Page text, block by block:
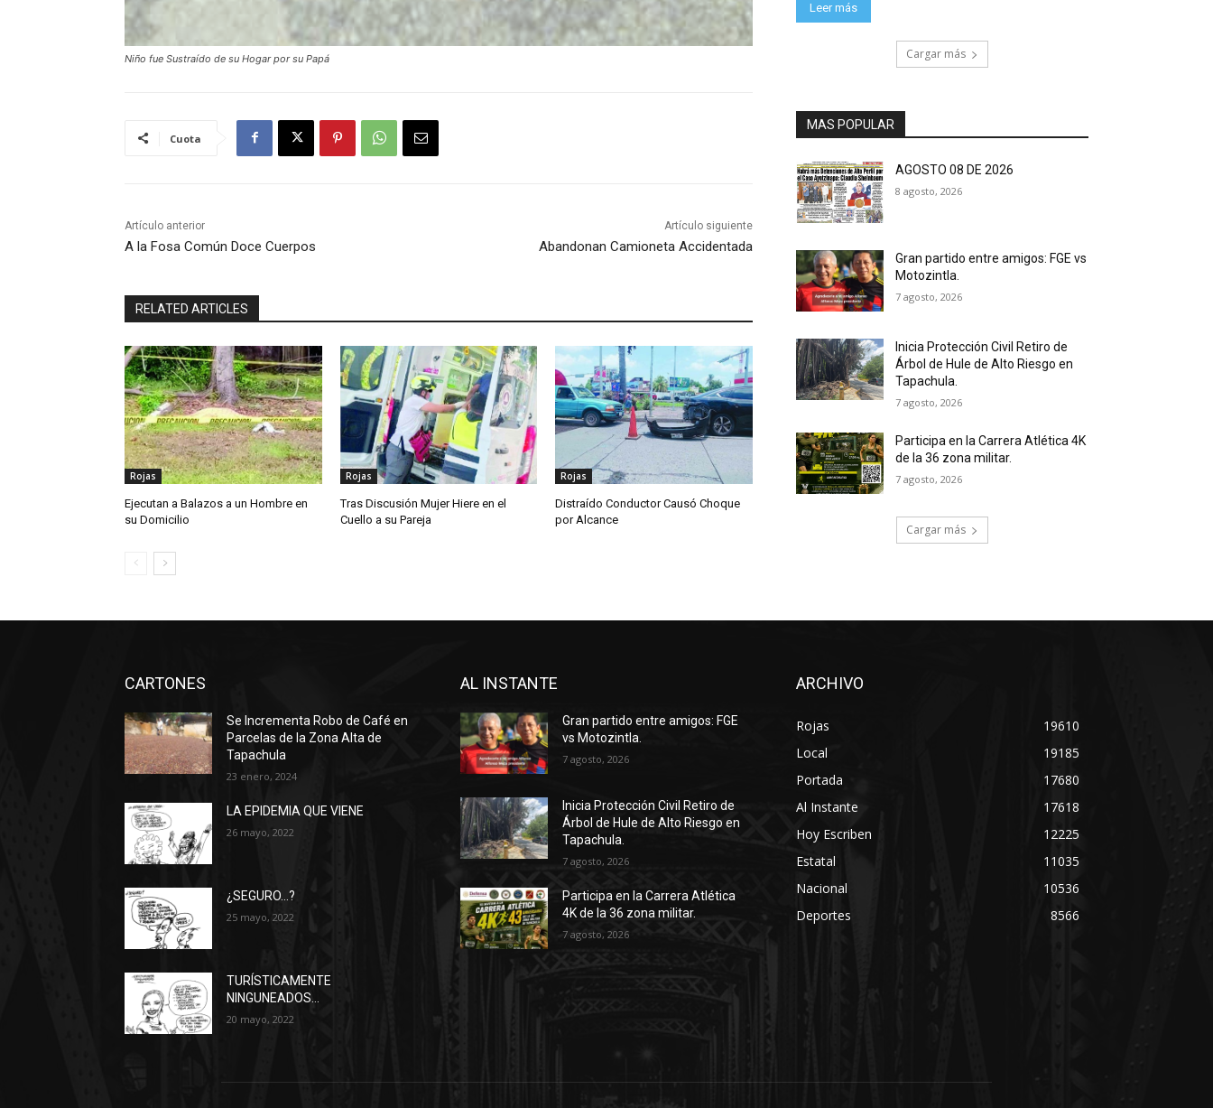
Niño fue Sustraído de su Hogar por su Papá
Cuota
Artículo anterior
A la Fosa Común Doce Cuerpos
Artículo siguiente
Abandonan Camioneta Accidentada
RELATED ARTICLES
Rojas
Ejecutan a Balazos a un Hombre en
su Domicilio
Rojas
Tras Discusión Mujer Hiere en el
Cuello a su Pareja
Rojas
Distraído Conductor Causó Choque
por Alcance
Leer más
Cargar más
MAS POPULAR
AGOSTO 08 DE 2026
8 agosto, 2026
Gran partido entre amigos: FGE vs
Motozintla.
7 agosto, 2026
Inicia Protección Civil Retiro de
Árbol de Hule de Alto Riesgo en
Tapachula.
7 agosto, 2026
Participa en la Carrera Atlética 4K
de la 36 zona militar.
7 agosto, 2026
Cargar más
CARTONES
Se Incrementa Robo de Café en
Parcelas de la Zona Alta de
Tapachula
23 enero, 2024
LA EPIDEMIA QUE VIENE
26 mayo, 2022
¿SEGURO…?
25 mayo, 2022
TURÍSTICAMENTE
NINGUNEADOS…
20 mayo, 2022
AL INSTANTE
Gran partido entre amigos: FGE
vs Motozintla.
7 agosto, 2026
Inicia Protección Civil Retiro de
Árbol de Hule de Alto Riesgo en
Tapachula.
7 agosto, 2026
Participa en la Carrera Atlética
4K de la 36 zona militar.
7 agosto, 2026
ARCHIVO
Rojas
19610
Local
19185
Portada
17680
Al Instante
17618
Hoy Escriben
12225
Estatal
11035
Nacional
10536
Deportes
8566